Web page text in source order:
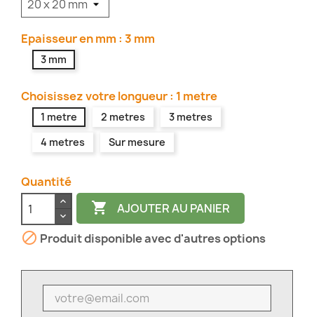
Epaisseur en mm : 3 mm
3 mm
Choisissez votre longueur : 1 metre
1 metre 2 metres
3 metres
4 metres
Sur mesure
Quantité
 AJOUTER AU PANIER
 Produit disponible avec d'autres options